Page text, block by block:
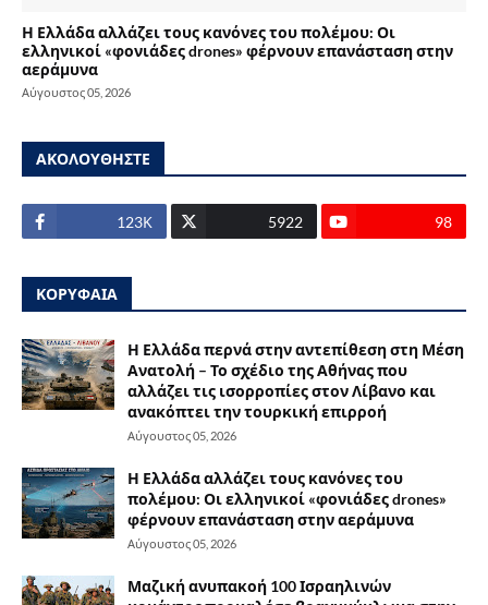
Η Ελλάδα αλλάζει τους κανόνες του πολέμου: Οι
ελληνικοί «φονιάδες drones» φέρνουν επανάσταση στην
αεράμυνα
Αύγουστος 05, 2026
ΑΚΟΛΟΥΘΗΣΤΕ
123Κ 5922 98
ΚΟΡΥΦΑΙΑ
Η Ελλάδα περνά στην αντεπίθεση στη Μέση
Ανατολή – Το σχέδιο της Αθήνας που
αλλάζει τις ισορροπίες στον Λίβανο και
ανακόπτει την τουρκική επιρροή
Αύγουστος 05, 2026
Η Ελλάδα αλλάζει τους κανόνες του
πολέμου: Οι ελληνικοί «φονιάδες drones»
φέρνουν επανάσταση στην αεράμυνα
Αύγουστος 05, 2026
Μαζική ανυπακοή 100 Ισραηλινών